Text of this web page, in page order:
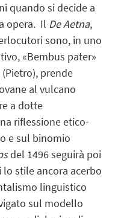
quando si decide a
opera. Il De Aetna,
sono, in uno
«Bembus pater»
prende
al vulcano
a dotte
riflessione etico-
e sul binomio
del 1496 seguirà poi
stile ancora acerbo
linguistico
sul modello